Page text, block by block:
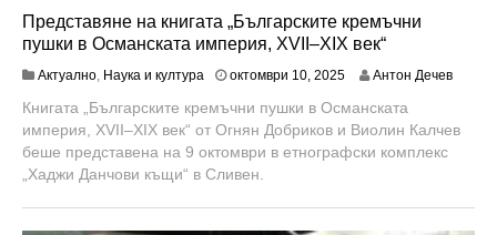
Представяне на книгата „Българските кремъчни
пушки в Османската империя, XVII–XIX век“
Актуално Наука и култура октомври 10, 2025о
т
о
м
и
Антон Дечев
Книгата „Българските кремъчни пушки в Османската
империя, XVII–XIX век“ от Огнян Добриков и Виолин Калчев
беше представена на 9 октомври в етнографски комплекс
„Хаджи Данчови къщи“ в Сливен.